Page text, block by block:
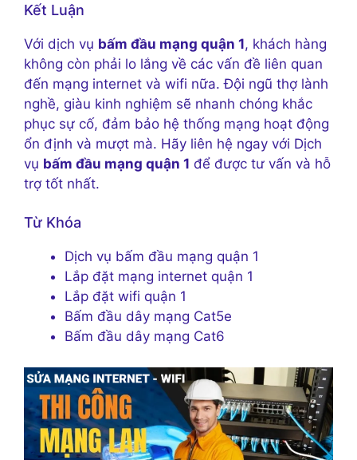
Kết Luận
Với dịch vụ bấm đầu mạng quận 1, khách hàng
không còn phải lo lắng về các vấn đề liên quan
đến mạng internet và wifi nữa. Đội ngũ thợ lành
nghề, giàu kinh nghiệm sẽ nhanh chóng khắc
phục sự cố, đảm bảo hệ thống mạng hoạt động
ổn định và mượt mà. Hãy liên hệ ngay với Dịch
vụ bấm đầu mạng quận 1 để được tư vấn và hỗ
trợ tốt nhất.
Từ Khóa
Dịch vụ bấm đầu mạng quận 1
Lắp đặt mạng internet quận 1
Lắp đặt wifi quận 1
Bấm đầu dây mạng Cat5e
Bấm đầu dây mạng Cat6